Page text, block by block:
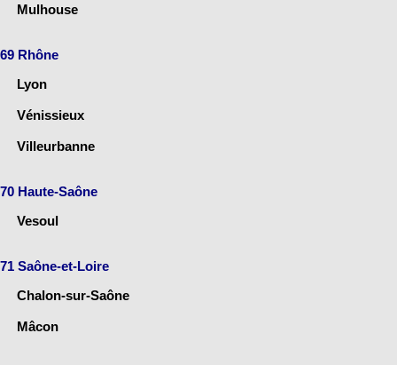
Mulhouse
69 Rhône
Lyon
Vénissieux
Villeurbanne
70 Haute-Saône
Vesoul
71 Saône-et-Loire
Chalon-sur-Saône
Mâcon